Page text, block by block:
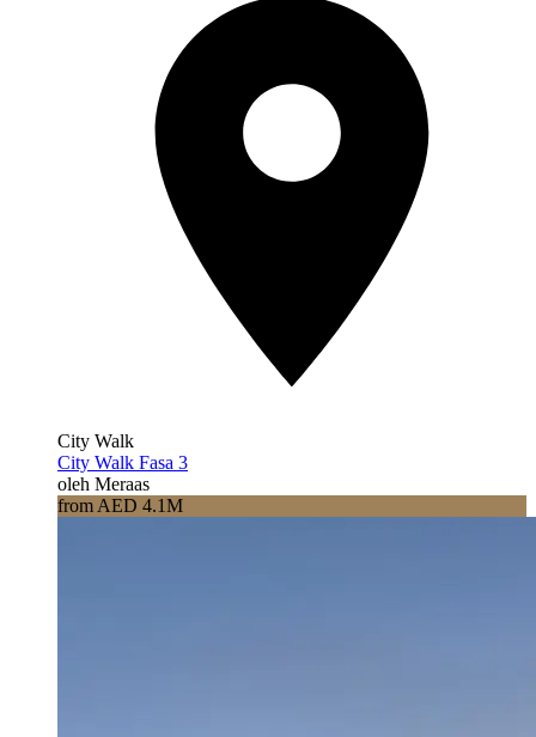
City Walk
City Walk Fasa 3
oleh Meraas
from AED 4.1M